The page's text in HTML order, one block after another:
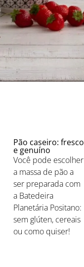
Pão caseiro: fresco
e genuíno
Você pode escolher
a massa de pão a
ser preparada com
a Batedeira
Planetária Positano:
sem glúten, cereais
ou como quiser!